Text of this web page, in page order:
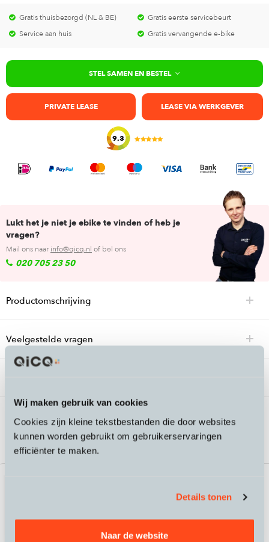
Wij maken gebruik van cookies
Cookies zijn kleine tekstbestanden die door websites
kunnen worden gebruikt om gebruikerservaringen
efficiënter te maken.
Details tonen
Naar de website
Gratis thuisbezorgd (NL & BE)
Gratis eerste servicebeurt
Service aan huis
Gratis vervangende e-bike
STEL SAMEN EN BESTEL
PRIVATE LEASE LEASE VIA WERKGEVER
9.3
Lukt het je niet je ebike te vinden of heb je
vragen?
Mail ons naar info@qicq.nl of bel ons
020 705 23 50
Productomschrijving
Veelgestelde vragen
Passende accessoires bij de Riese &
Müller e-bike Tinker2 vario